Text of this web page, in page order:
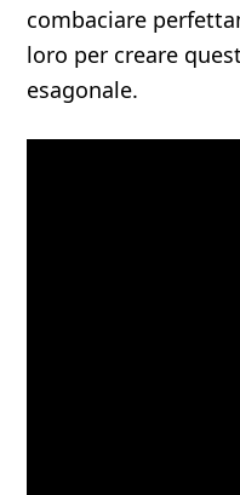
combaciare
loro per creare
esagonale.